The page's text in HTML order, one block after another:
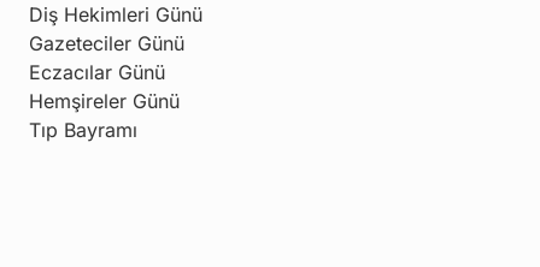
Diş Hekimleri Günü
Gazeteciler Günü
Eczacılar Günü
Hemşireler Günü
Tıp Bayramı